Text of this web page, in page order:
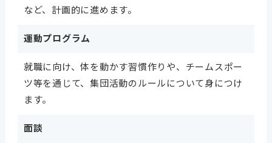
など、計画的に進めます。
運動プログラム
就職に向け、体を動かす習慣作りや、チームスポー
ツ等を通じて、集団活動のルールについて身につけ
ます。
面談